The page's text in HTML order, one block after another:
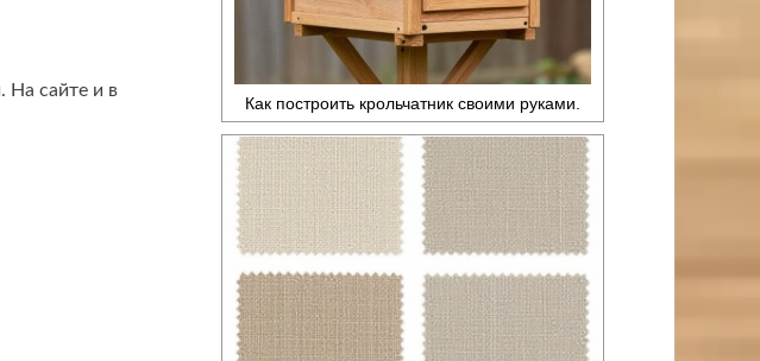
На сайте и в
Как построить крольчатник своими руками.